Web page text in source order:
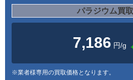
パラジウム買
7,186 円/g
※業者様専用の買取価格となります。